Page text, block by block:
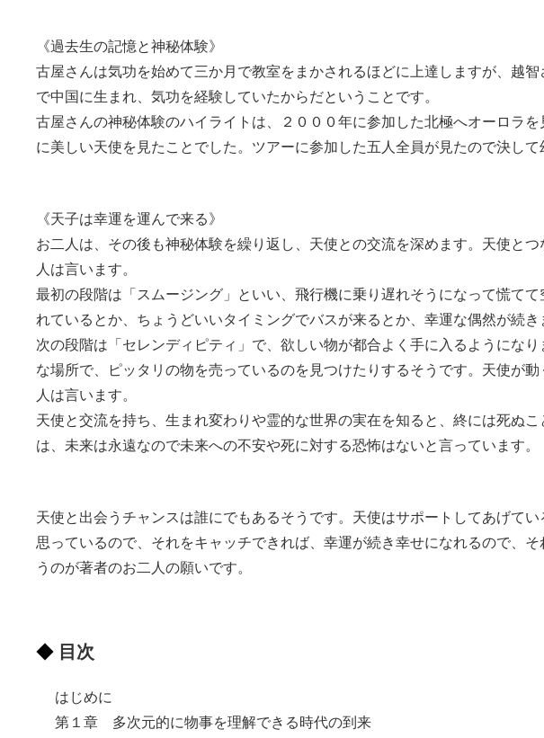
《過去生の記憶と神秘体験》
古屋さんは気功を始めて三か月で教室をまかされるほどに上達しますが、越
で中国に生まれ、気功を経験していたからだということです。
古屋さんの神秘体験のハイライトは、２０００年に参加した北極へオーロラ
に美しい天使を見たことでした。ツアーに参加した五人全員が見たので決して
《天子は幸運を運んで来る》
お二人は、その後も神秘体験を繰り返し、天使との交流を深めます。天使と
人は言います。
最初の段階は「スムージング」といい、飛行機に乗り遅れそうになって慌て
れているとか、ちょうどいいタイミングでバスが来るとか、幸運な偶然が続き
次の段階は「セレンディピティ」で、欲しい物が都合よく手に入るようにな
な場所で、ピッタリの物を売っているのを見つけたりするそうです。天使が
人は言います。
天使と交流を持ち、生まれ変わりや霊的な世界の実在を知ると、終には死ぬ
は、未来は永遠なので未来への不安や死に対する恐怖はないと言っています。
天使と出会うチャンスは誰にでもあるそうです。天使はサポートしてあげて
思っているので、それをキャッチできれば、幸運が続き幸せになれるので、
うのが著者のお二人の願いです。
目次
はじめに
第１章 多次元的に物事を理解できる時代の到来